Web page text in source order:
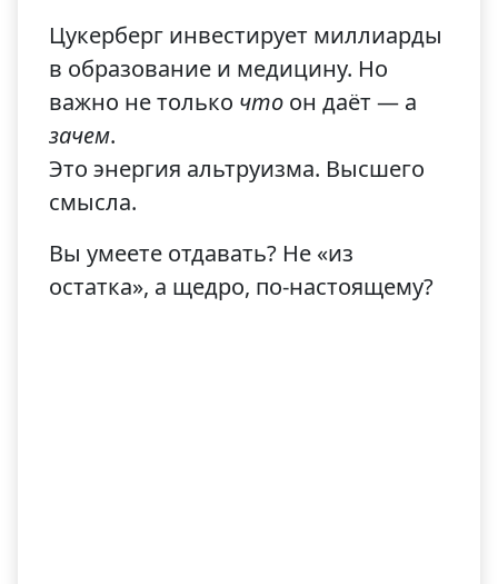
Цукерберг инвестирует миллиарды
в образование и медицину. Но
важно не только что он даёт — а
зачем.
Это энергия альтруизма. Высшего
смысла.
Вы умеете отдавать? Не «из
остатка», а щедро, по-настоящему?